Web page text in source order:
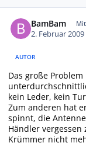
BamBam
2. Februar
AUTOR
Das große
kein Leder, kein
Zum anderen hat
spinnt, die
Händler vergessen
Krümmer nicht